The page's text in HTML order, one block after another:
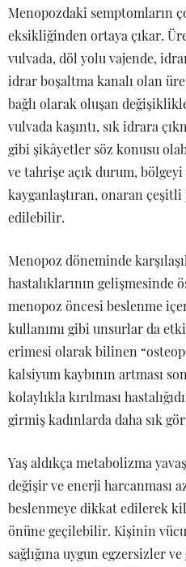
Menopozdaki semptomların
eksikliğinden ortaya çıkar.
vulvada, döl yolu vajende,
idrar boşaltma kanalı olan
bağlı olarak oluşan
vulvada kaşıntı, sık idrara
gibi şikâyetler söz konusu
ve tahrişe açık durum,
kayganlaştıran, onaran
edilebilir.
Menopoz döneminde
hastalıklarının gelişmesinde
menopoz öncesi beslenme
kullanımı gibi unsurlar da
erimesi olarak bilinen
kalsiyum kaybının artması
kolaylıkla kırılması
girmiş kadınlarda daha sık
Yaş aldıkça metabolizma
değişir ve enerji harcanması
beslenmeye dikkat edilerek
önüne geçilebilir. Kişinin
sağlığına uygun egzersizler